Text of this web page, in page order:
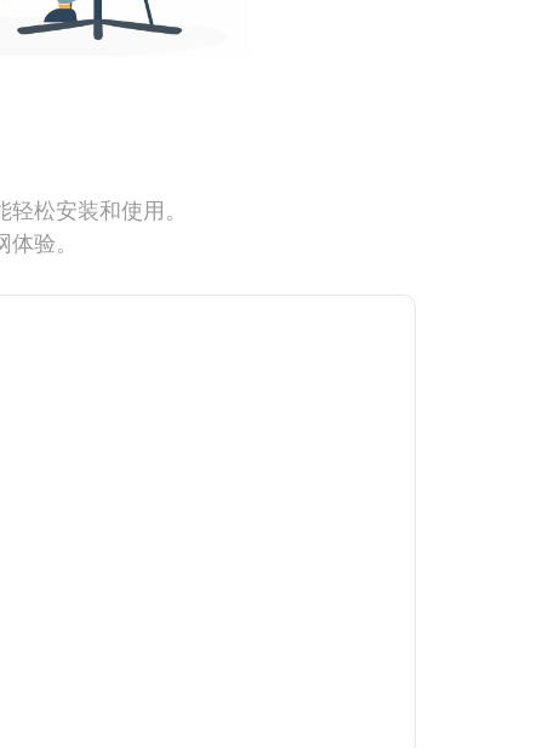
松安装和使用。
验。